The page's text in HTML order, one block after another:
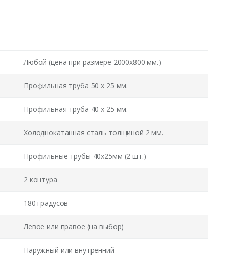
Любой (цена при размере 2000x800 мм.)
Профильная труба 50 х 25 мм.
Профильная труба 40 х 25 мм.
Холоднокатанная сталь толщиной 2 мм.
Профильные трубы 40х25мм (2 шт.)
2 контура
180 градусов
Левое или правое (на выбор)
Наружный или внутренний